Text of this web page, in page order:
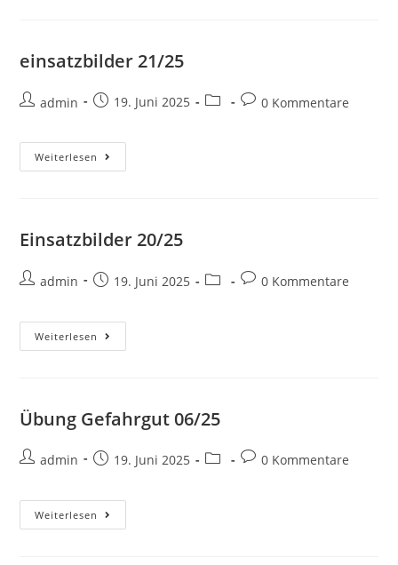
einsatzbilder 21/25
admin 19. Juni 2025 0 Kommentare
Weiterlesen
Einsatzbilder 20/25
admin 19. Juni 2025 0 Kommentare
Weiterlesen
Übung Gefahrgut 06/25
admin 19. Juni 2025 0 Kommentare
Weiterlesen